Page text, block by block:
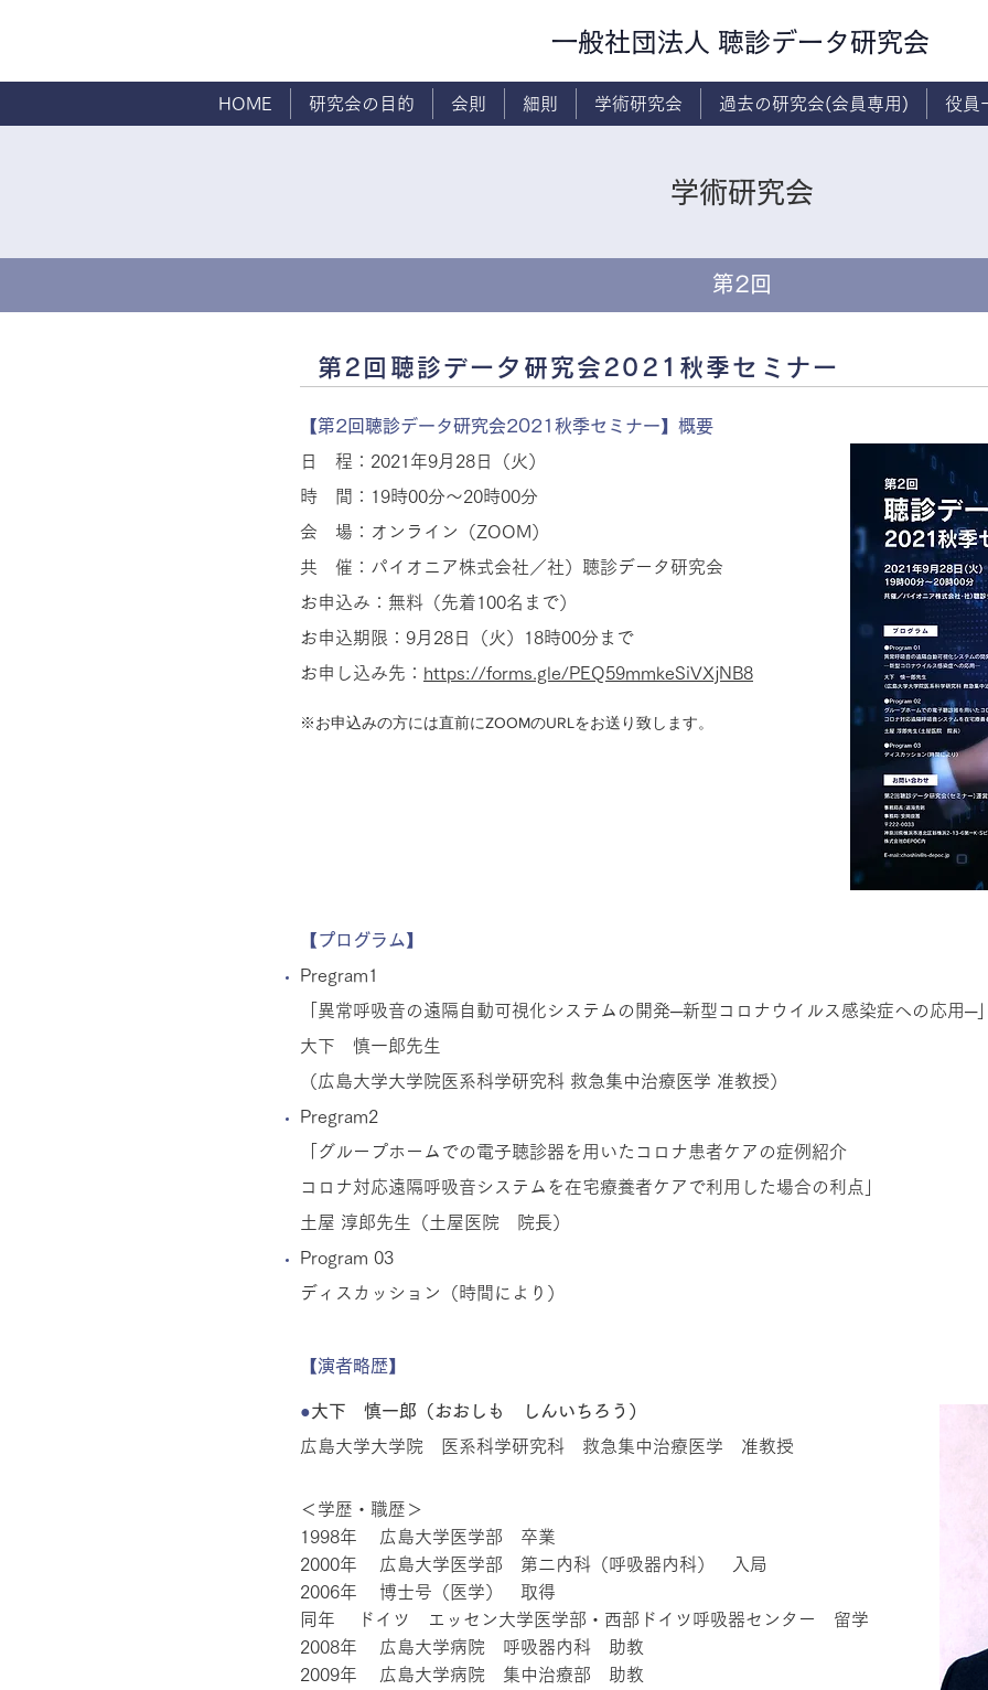
一般社団法人 聴診データ研究会
HOME 研究会の目的 会則 細則 学術研究会 過去の研究会(会員専用) 役員
​学術研究会
第2回
第2回聴診データ研究会2021秋季セミナー
【第2回聴診データ研究会2021秋季セミナー】概要
日 程：2021年9月28日（火）
時 間：19時00分～20時00分
会 場：オンライン（ZOOM）
共 催：パイオニア株式会社／社）聴診データ研究会
お申込み：無料（先着100名まで）
お申込期限：9月28日（火）18時00分まで
お申し込み先： https://forms.gle/PEQ59mmkeSiVXjNB8
※お申込みの方には直前にZOOMのURLをお送り致します。
【プログラム】
Pregram1
「異常呼吸音の遠隔自動可視化システムの開発─新型コロナウイルス感染症への応用─
大下 慎一郎先生
（広島大学大学院医系科学研究科 救急集中治療医学 准教授）
Pregram2
「グループホームでの電子聴診器を用いたコロナ患者ケアの症例紹介
コロナ対応遠隔呼吸音システムを在宅療養者ケアで利用した場合の利点」
土屋 淳郎先生（土屋医院 院長）
Program 03
ディスカッション（時間により）
【演者略歴】
●大下 慎一郎（おおしも しんいちろう）
広島大学大学院 医系科学研究科 救急集中治療医学 准教授
＜学歴・職歴＞
1998年 広島大学医学部 卒業
2000年 広島大学医学部 第二内科（呼吸器内科） 入局
2006年 博士号（医学） 取得
同年 ドイツ エッセン大学医学部・西部ドイツ呼吸器センター 留学
2008年 広島大学病院 呼吸器内科 助教
2009年 広島大学病院 集中治療部 助教